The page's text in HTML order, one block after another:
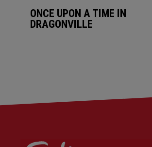
ONCE UPON A TIME IN
DRAGONVILLE